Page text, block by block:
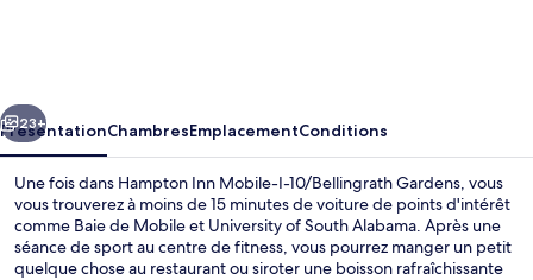
10/Bellingrath
Gardens
Suivant
23+
PrésentationChambresEmplacementConditions
Une fois dans Hampton Inn Mobile-I-10/Bellingrath Gardens, vous
vous trouverez à moins de 15 minutes de voiture de points d'intérêt
comme Baie de Mobile et University of South Alabama. Après une
séance de sport au centre de fitness, vous pourrez manger un petit
quelque chose au restaurant ou siroter une boisson rafraîchissante